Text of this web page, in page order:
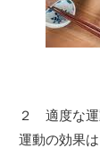
２ 適度な運
運動の効果